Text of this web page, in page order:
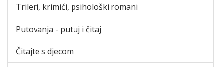
Trileri, krimići, psihološki romani
Putovanja - putuj i čitaj
Čitajte s djecom